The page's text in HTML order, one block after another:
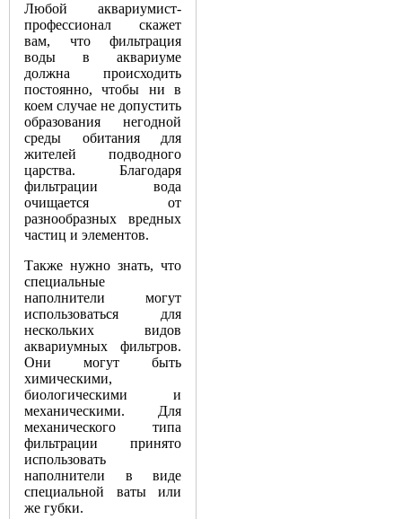
Любой
аквариумист-
профессионал
скажет
вам, что
фильтрация
воды
в
аквариуме
должна
происходить
постоянно,чтобы ни
в
коем случае не допустить
образования
негодной
среды
обитания
для
жителей
подводного
царства. Благодаря
фильтрации
вода
очищается
от
разнообразных
вредных
частиц и элементов.
Также нужно знать, что
специальные
наполнители
могут
использоваться
для
нескольких
видов
аквариумных
фильтров.
Они
могут
быть
химическими,
биологическими
и
механическими. Для
механического
типа
фильтрации
принято
использовать
наполнители
в
виде
специальной
ваты
или
же губки.